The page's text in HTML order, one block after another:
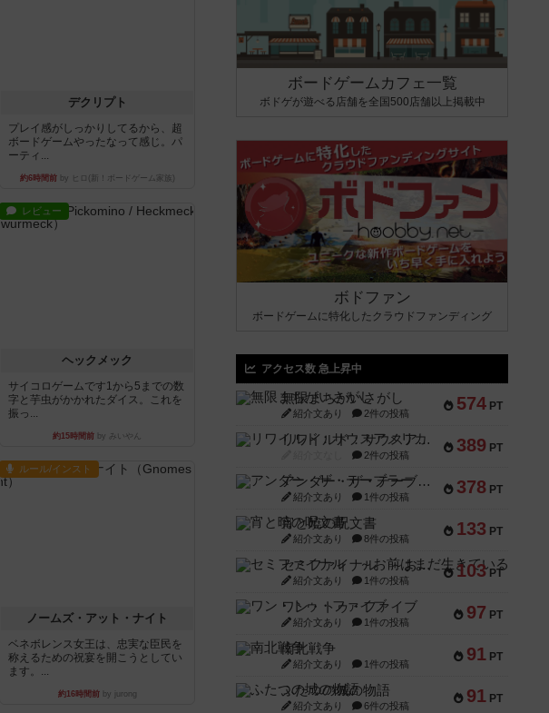
デクリプト
プレイ感がしっかりしてるから、超
ボードゲームやったなって感じ。パ
ーティ...
約6時間前by ヒロ(新！ボードゲーム家族)
レビュー
ヘックメック
サイコロゲームです1から5までの数
字と芋虫がかかれたダイス。これを
振っ...
約15時間前 by みいやん
ルール/インスト
ノームズ・アット・ナイト
ベネボレンス女王は、忠実な臣民を
称えるための祝宴を開こうとしてい
ます。...
約16時間前by jurong
ボードゲームカフェ一覧
ボドゲが遊べる店舗を全国500店舗以上掲載中
ボドファン
ボードゲームに特化したクラウドファンディング
アクセス数 急上昇中
574 PT
無限まちがいさがし
紹介文あり 2件の投稿
389 PT
リワイルド：サウスアメリカ
2件の投稿
378 PT
アンダー・ザ・テーブラー
紹介文あり 1件の投稿
133 PT
宵と暁の呪文書
紹介文あり 8件の投稿
103 PT
セミファイナル ～お前はまだ生きている～
紹介文あり 1件の投稿
97 PT
ワン・トゥ・ファイブ
紹介文あり 1件の投稿
91 PT
南北戦争
紹介文あり 1件の投稿
91 PT
ふたつの城の物語
紹介文あり 6件の投稿